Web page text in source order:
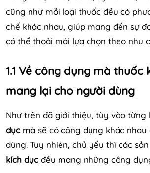
cũng như mỗi loại thuốc đều có
chế khác nhau, giúp mang đến sự
có thể thoải mái lựa chọn theo nhu
1.1 Về công dụng mà thuốc
mang lại cho người dùng
Như trên đã giới thiệu, tùy vào từng
dục mà sẽ có công dụng khác nhau
dùng. Tuy nhiên, chủ yếu thì các
kích dục đều mang những công